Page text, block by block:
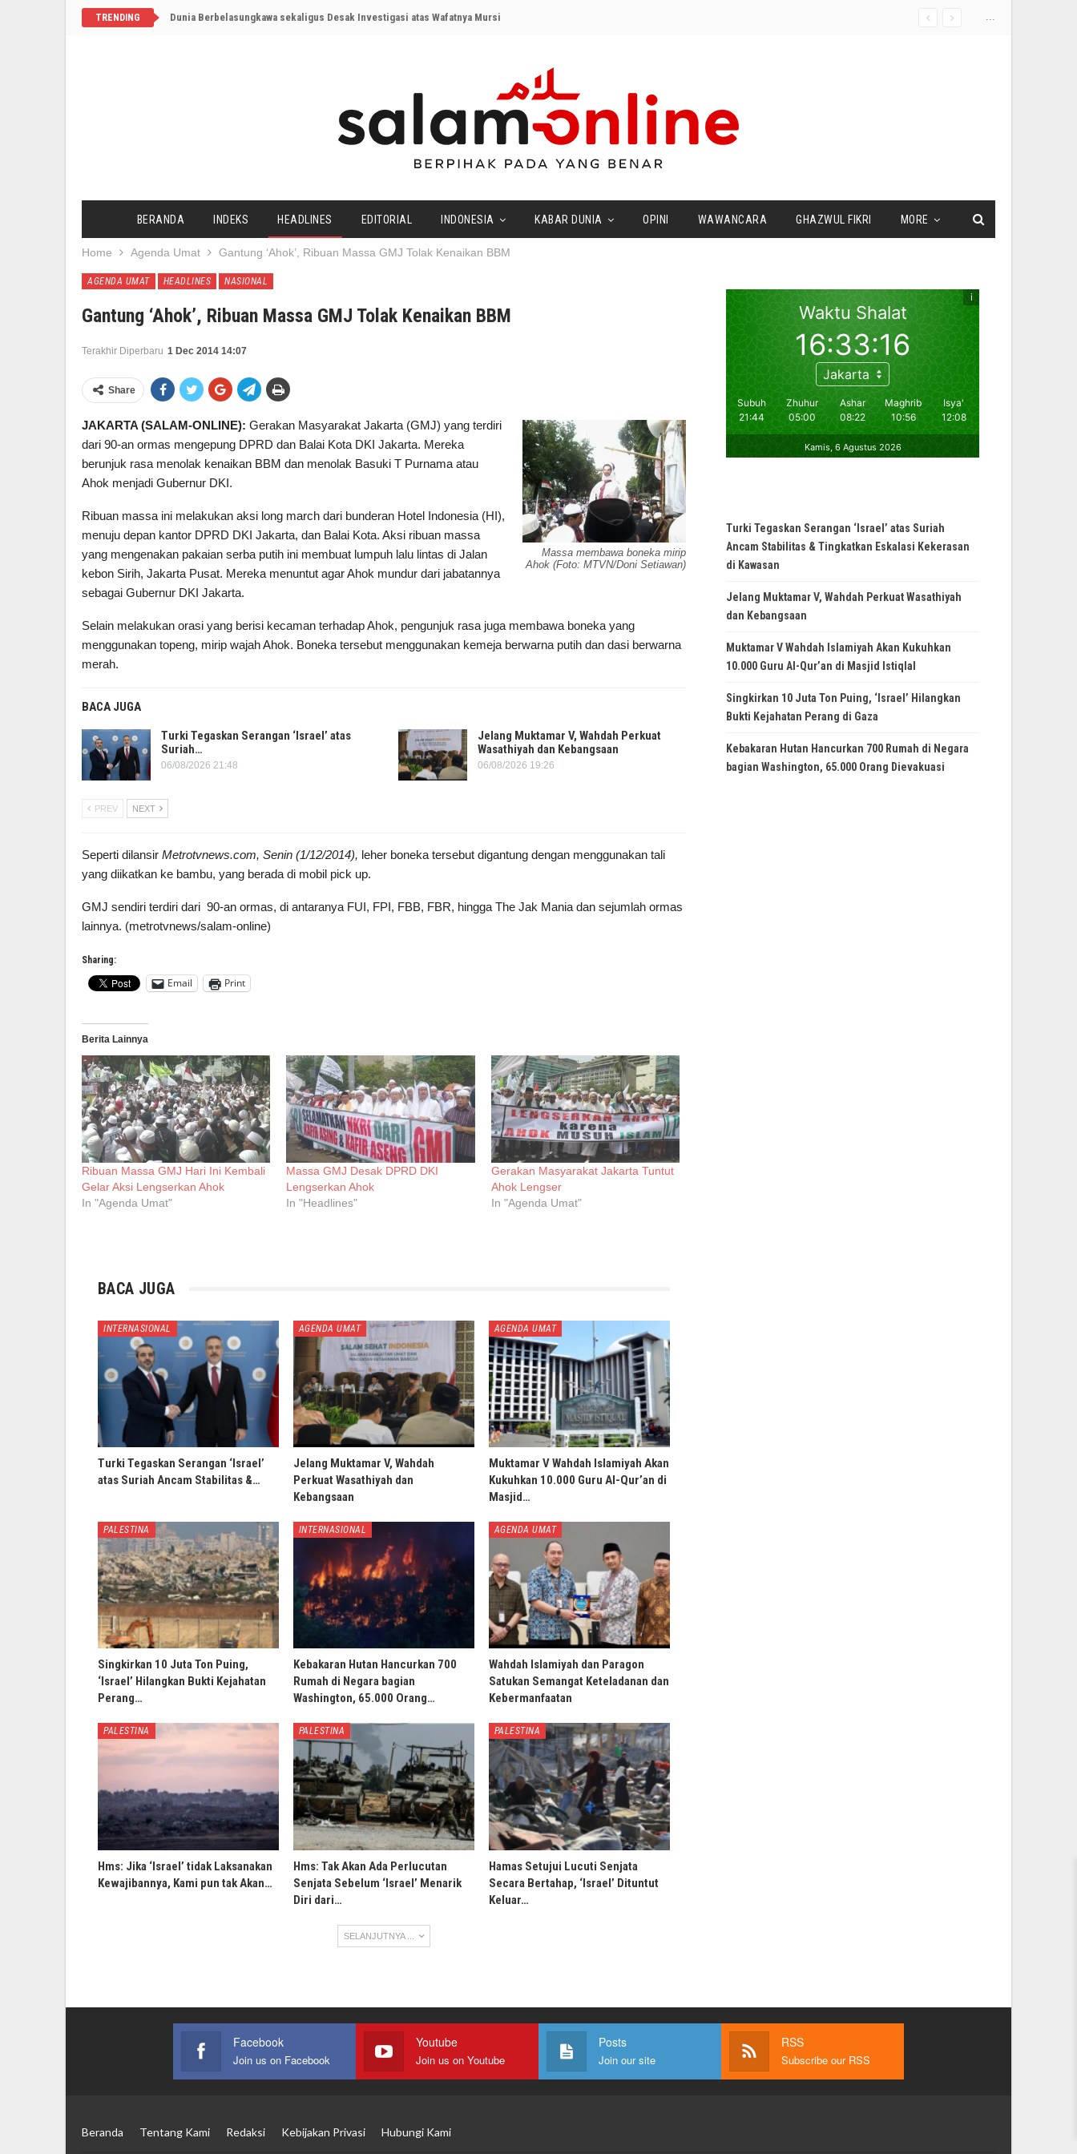
...
TRENDING Dunia Berbelasungkawa sekaligus Desak Investigasi atas Wafatnya Mursi
BERANDA INDEKS HEADLINES EDITORIAL INDONESIA KABAR DUNIA OPINI WAWANCARA GHAZWUL FIKRI MORE
Home Agenda Umat Gantung ‘Ahok’, Ribuan Massa GMJ Tolak Kenaikan BBM
AGENDA UMAT HEADLINES NASIONAL
Gantung ‘Ahok’, Ribuan Massa GMJ Tolak Kenaikan BBM
Terakhir Diperbaru 1 Dec 2014 14:07
Share
Massa membawa boneka mirip
Ahok (Foto: MTVN/Doni Setiawan)
JAKARTA (SALAM-ONLINE): Gerakan Masyarakat Jakarta (GMJ) yang terdiri
dari 90-an ormas mengepung DPRD dan Balai Kota DKI Jakarta. Mereka
berunjuk rasa menolak kenaikan BBM dan menolak Basuki T Purnama atau
Ahok menjadi Gubernur DKI.
Ribuan massa ini melakukan aksi long march dari bunderan Hotel Indonesia (HI),
menuju depan kantor DPRD DKI Jakarta, dan Balai Kota. Aksi ribuan massa
yang mengenakan pakaian serba putih ini membuat lumpuh lalu lintas di Jalan
kebon Sirih, Jakarta Pusat. Mereka menuntut agar Ahok mundur dari jabatannya
sebagai Gubernur DKI Jakarta.
Selain melakukan orasi yang berisi kecaman terhadap Ahok, pengunjuk rasa juga membawa boneka yang
menggunakan topeng, mirip wajah Ahok. Boneka tersebut menggunakan kemeja berwarna putih dan dasi berwarna
merah.
BACA JUGA
Turki Tegaskan Serangan ‘Israel’ atas
Suriah…
06/08/2026 21:48
Jelang Muktamar V, Wahdah Perkuat
Wasathiyah dan Kebangsaan
06/08/2026 19:26
PREV NEXT
Seperti dilansir Metrotvnews.com, Senin (1/12/2014), leher boneka tersebut digantung dengan menggunakan tali
yang diikatkan ke bambu, yang berada di mobil pick up.
GMJ sendiri terdiri dari 90-an ormas, di antaranya FUI, FPI, FBB, FBR, hingga The Jak Mania dan sejumlah ormas
lainnya. (metrotvnews/salam-online)
Sharing:
Email Print
Berita Lainnya
Ribuan Massa GMJ Hari Ini Kembali
Gelar Aksi Lengserkan Ahok
In "Agenda Umat"
Massa GMJ Desak DPRD DKI
Lengserkan Ahok
In "Headlines"
Gerakan Masyarakat Jakarta Tuntut
Ahok Lengser
In "Agenda Umat"
BACA JUGA
INTERNASIONAL
Turki Tegaskan Serangan ‘Israel’
atas Suriah Ancam Stabilitas &…
AGENDA UMAT
Jelang Muktamar V, Wahdah
Perkuat Wasathiyah dan
Kebangsaan
AGENDA UMAT
Muktamar V Wahdah Islamiyah Akan
Kukuhkan 10.000 Guru Al-Qur’an di
Masjid…
PALESTINA
Singkirkan 10 Juta Ton Puing,
‘Israel’ Hilangkan Bukti Kejahatan
Perang…
INTERNASIONAL
Kebakaran Hutan Hancurkan 700
Rumah di Negara bagian
Washington, 65.000 Orang…
AGENDA UMAT
Wahdah Islamiyah dan Paragon
Satukan Semangat Keteladanan dan
Kebermanfaatan
PALESTINA
Hms: Jika ‘Israel’ tidak Laksanakan
Kewajibannya, Kami pun tak Akan…
PALESTINA
Hms: Tak Akan Ada Perlucutan
Senjata Sebelum ‘Israel’ Menarik
Diri dari…
PALESTINA
Hamas Setujui Lucuti Senjata
Secara Bertahap, ‘Israel’ Dituntut
Keluar…
SELANJUTNYA ...
Turki Tegaskan Serangan ‘Israel’ atas Suriah
Ancam Stabilitas & Tingkatkan Eskalasi Kekerasan
di Kawasan
Jelang Muktamar V, Wahdah Perkuat Wasathiyah
dan Kebangsaan
Muktamar V Wahdah Islamiyah Akan Kukuhkan
10.000 Guru Al-Qur’an di Masjid Istiqlal
Singkirkan 10 Juta Ton Puing, ‘Israel’ Hilangkan
Bukti Kejahatan Perang di Gaza
Kebakaran Hutan Hancurkan 700 Rumah di Negara
bagian Washington, 65.000 Orang Dievakuasi
Facebook
Join us on Facebook
Youtube
Join us on Youtube
Posts
Join our site
RSS
Subscribe our RSS
Beranda Tentang Kami Redaksi Kebijakan Privasi Hubungi Kami